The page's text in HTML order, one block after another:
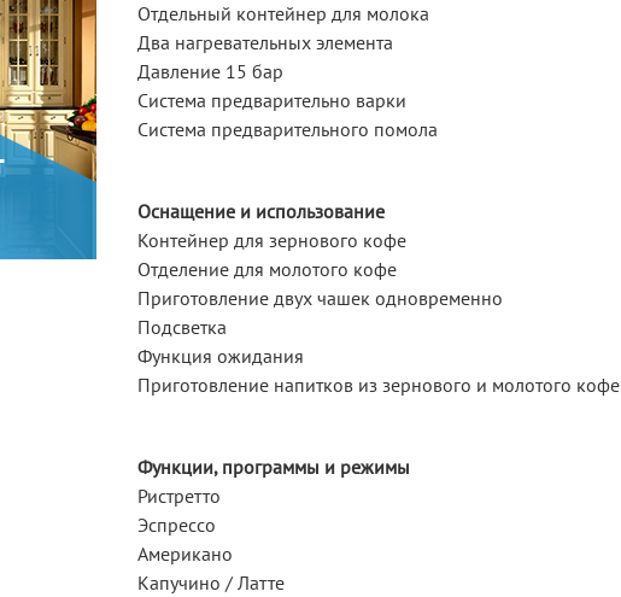
Отдельный контейнер для молока
Два нагревательных элемента
Давление 15 бар
Система предварительно варки
Система предварительного помола
Оснащение и использование
Контейнер для зернового кофе
Отделение для молотого кофе
Приготовление двух чашек одновременно
Подсветка
Функция ожидания
Приготовление напитков из зернового и молотого кофе
Функции, программы и режимы
Ристретто
Эспрессо
Американо
Капучино / Латте